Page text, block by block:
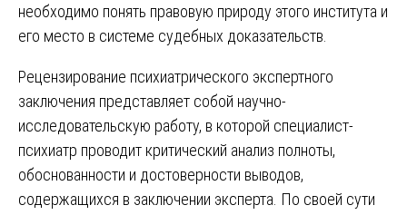
необходимо понять правовую природу этого института и
его место в системе судебных доказательств.
Рецензирование психиатрического экспертного
заключения представляет собой научно-
исследовательскую работу, в которой специалист-
психиатр проводит критический анализ полноты,
обоснованности и достоверности выводов,
содержащихся в заключении эксперта. По своей сути